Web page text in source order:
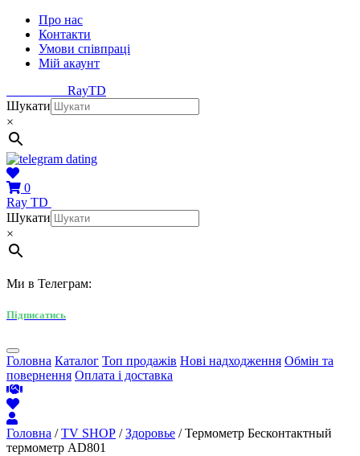
Про нас
Контакти
Умови співпраці
Мій акаунт
RayTD
Шукати
×
0
Ray TD
Шукати
×
Ми в Телеграм:
Підписатись
Головна Каталог Топ продажів Нові надходження Обмін та
повернення Оплата і доставка
Головна /TV SHOP /Здоровье / Термометр Бесконтактный
термометр AD801